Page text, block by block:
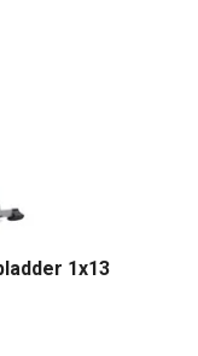
1x13